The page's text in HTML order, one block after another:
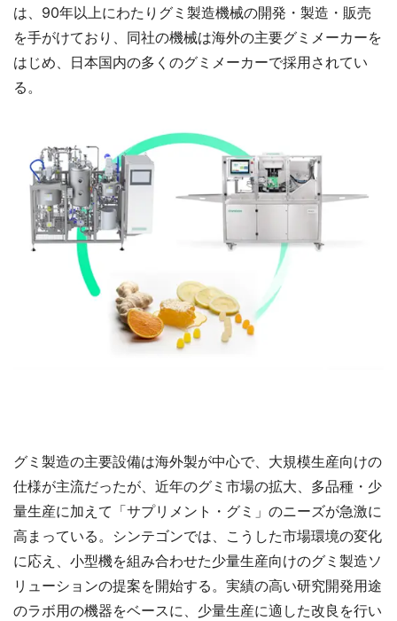
は、90年以上にわたりグミ製造機械の開発・製造・販売
を手がけており、同社の機械は海外の主要グミメーカーを
はじめ、日本国内の多くのグミメーカーで採用されてい
る。
グミ製造の主要設備は海外製が中心で、大規模生産向けの
仕様が主流だったが、近年のグミ市場の拡大、多品種・少
量生産に加えて「サプリメント・グミ」のニーズが急激に
高まっている。シンテゴンでは、こうした市場環境の変化
に応え、小型機を組み合わせた少量生産向けのグミ製造ソ
リューションの提案を開始する。実績の高い研究開発用途
のラボ用の機器をベースに、少量生産に適した改良を行い